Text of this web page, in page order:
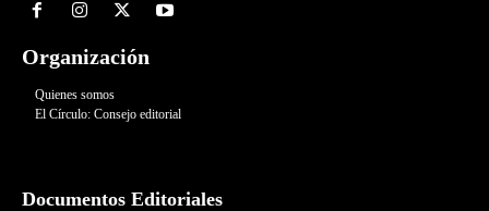
Organización
Quienes somos
El Círculo: Consejo editorial
Documentos Editoriales